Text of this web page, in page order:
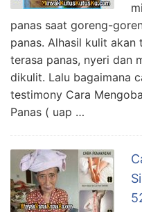
panas saat goreng-
panas. Alhasil kulit akan
terasa panas, nyeri dan
dikulit. Lalu bagaimana
testimony Cara
Panas ( uap …